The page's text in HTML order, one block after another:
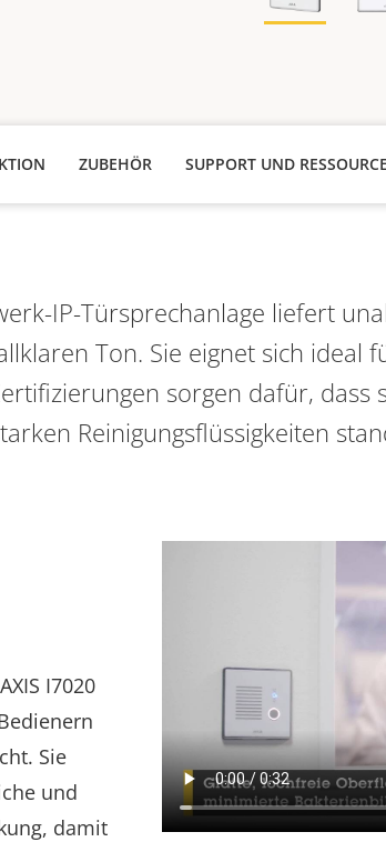
ZUBEHÖR SUPPORT UND
IP-Türsprechanlage liefert
Ton. Sie eignet sich ideal
sorgen dafür, dass
Reinigungsflüssigkeiten
I7020
Sie
und
damit